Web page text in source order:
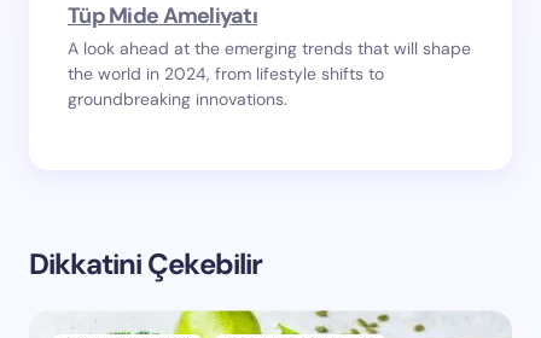
Tüp Mide Ameliyatı
A look ahead at the emerging trends that will shape
the world in 2024, from lifestyle shifts to
groundbreaking innovations.
Dikkatini Çekebilir